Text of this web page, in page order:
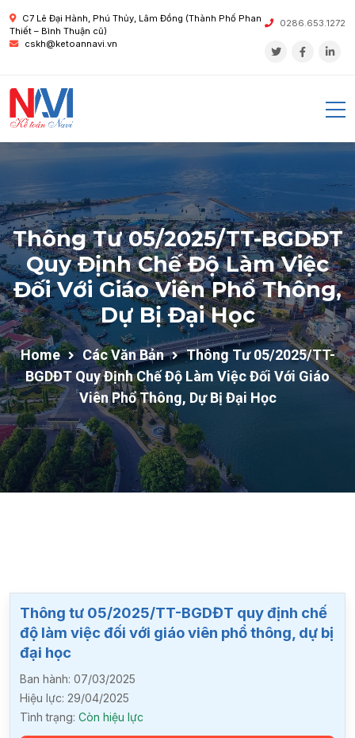
C7 Lê Đại Hành, Phú Thủy, Lâm Đồng (Thành Phố Phan
Thiết – Bình Thuận cũ)
cskh@ketoannavi.vn
0286.653.1272
Thông Tư 05/2025/TT-BGDĐT
Quy Định Chế Độ Làm Việc
Đối Với Giáo Viên Phổ Thông,
Dự Bị Đại Học
Home Các Văn Bản
Thông Tư 05/2025/TT-
BGDĐT Quy Định Chế Độ Làm Việc Đối Với Giáo
Viên Phổ Thông, Dự Bị Đại Học
Thông tư 05/2025/TT-BGDĐT quy định chế
độ làm việc đối với giáo viên phổ thông, dự bị
đại học
Ban hành: 07/03/2025
Hiệu lực: 29/04/2025
Tình trạng: Còn hiệu lực